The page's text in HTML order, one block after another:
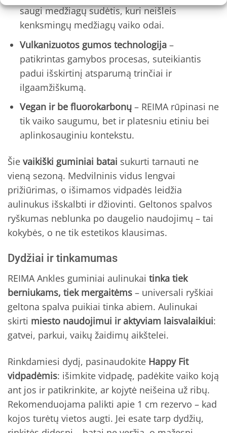
saugi medžiagų sudėtis, kuri neišleis
kenksmingų medžiagų vaiko odai.
Vulkanizuotos gumos technologija–
patikrintas gamybos procesas, suteikiantis
padui išskirtinį atsparumą trinčiai ir
ilgaamžiškumą.
Vegan ir be fluorokarbonų– REIMA rūpinasi ne
tik vaiko saugumu, bet ir platesniu etiniu bei
aplinkosauginiu kontekstu.
Šie vaikiški guminiai batai sukurti tarnauti ne
vieną sezoną. Medvilninis vidus lengvai
prižiūrimas, o išimamos vidpadės leidžia
aulinukus išskalbti ir džiovinti. Geltonos spalvos
ryškumas neblunka po daugelio naudojimų – tai
kokybės, o ne tik estetikos klausimas.
Dydžiai ir tinkamumas
REIMA Ankles guminiai aulinukai tinka tiek
berniukams, tiek mergaitėms – universali ryškiai
geltona spalva puikiai tinka abiem. Aulinukai
skirti miesto naudojimui ir aktyviam laisvalaikiui:
gatvei, parkui, vaikų žaidimų aikštelei.
Rinkdamiesi dydį, pasinaudokite Happy Fit
vidpadėmis: išimkite vidpadę, padėkite vaiko koją
ant jos ir patikrinkite, ar kojytė neišeina už ribų.
Rekomenduojama palikti apie 1 cm rezervo – kad
kojos turėtų vietos augti. Jei esate tarp dydžių,